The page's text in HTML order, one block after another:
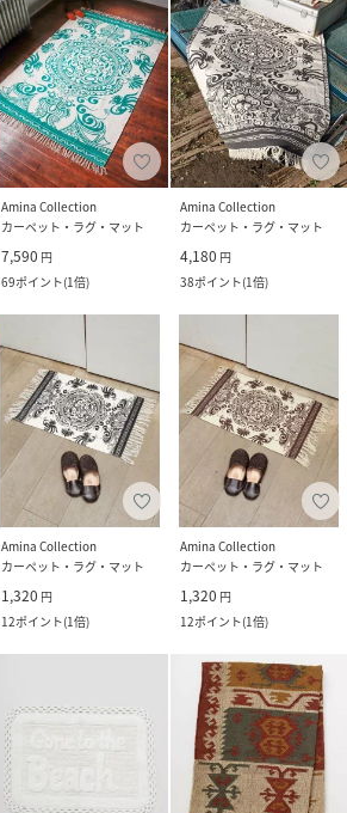
Amina Collection
カーペット・ラグ・マット
7,590 円
69ポイント(1倍)
Amina Collection
カーペット・ラグ・マット
4,180 円
38ポイント(1倍)
Amina Collection
カーペット・ラグ・マット
1,320 円
12ポイント(1倍)
Amina Collection
カーペット・ラグ・マット
1,320 円
12ポイント(1倍)